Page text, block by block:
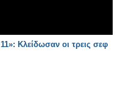
Κλείδωσαν οι τρεις σεφ